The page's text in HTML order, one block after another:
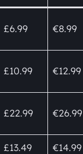
£6.99 €8.99
£10.99 €12.99
£22.99 €26.99
£13.49 €14.99